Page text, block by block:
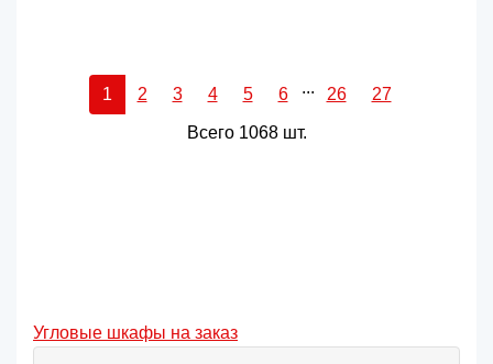
1 2 3 4 5 6 ... 26 27
Всего 1068 шт.
Угловые шкафы на заказ